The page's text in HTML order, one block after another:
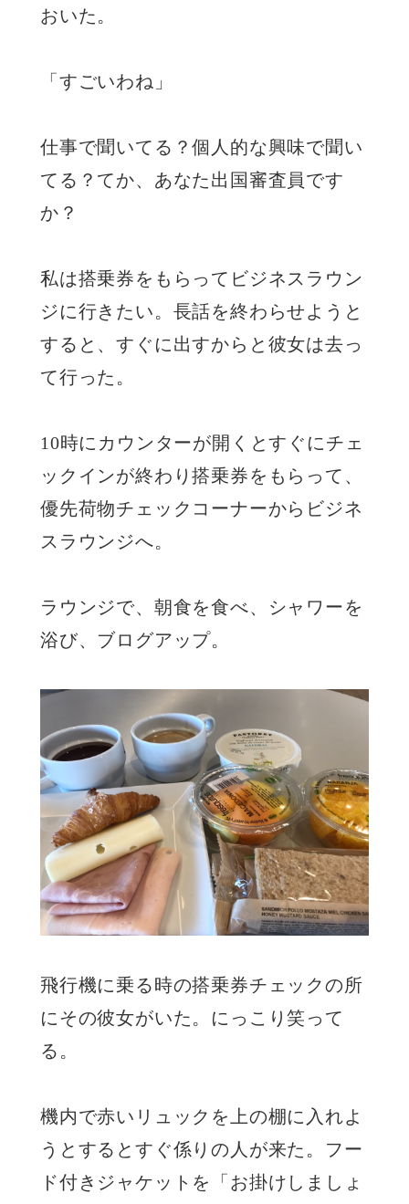
おいた。
「すごいわね」
仕事で聞いてる？個人的な興味で聞い
てる？てか、あなた出国審査員です
か？
私は搭乗券をもらってビジネスラウン
ジに行きたい。長話を終わらせようと
すると、すぐに出すからと彼女は去っ
て行った。
10時にカウンターが開くとすぐにチェ
ックインが終わり搭乗券をもらって、
優先荷物チェックコーナーからビジネ
スラウンジへ。
ラウンジで、朝食を食べ、シャワーを
浴び、ブログアップ。
飛行機に乗る時の搭乗券チェックの所
にその彼女がいた。にっこり笑って
る。
機内で赤いリュックを上の棚に入れよ
うとするとすぐ係りの人が来た。フー
ド付きジャケットを「お掛けしましょ